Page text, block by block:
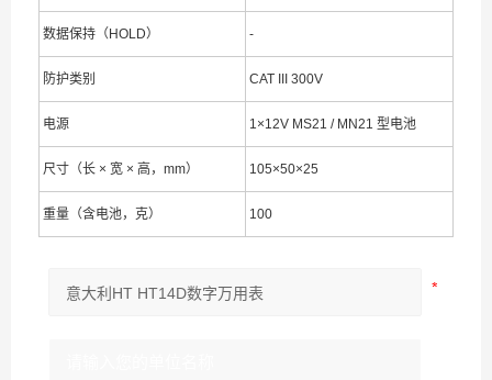
数据保持（HOLD） -
防护类别 CAT III 300V
电源 1×12V MS21 / MN21 型电池
尺寸（长 × 宽 × 高，mm） 105×50×25
重量（含电池，克） 100